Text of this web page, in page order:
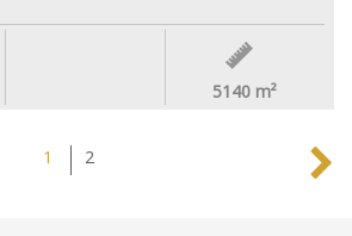
5140 m²
1 2